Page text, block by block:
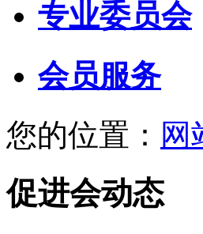
专业委员会
会员服务
您的位置： 网
促进会动态